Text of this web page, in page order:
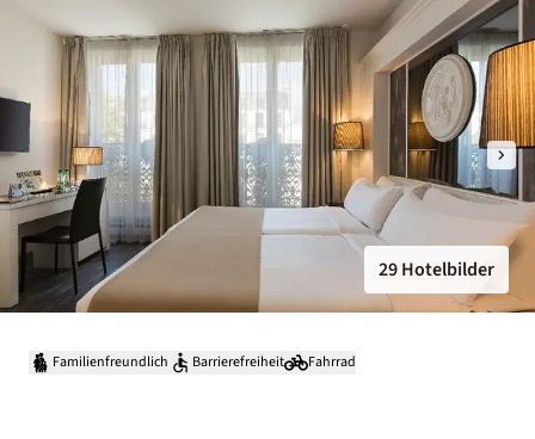
29 Hotelbilder
Familienfreundlich Barrierefreiheit Fahrrad